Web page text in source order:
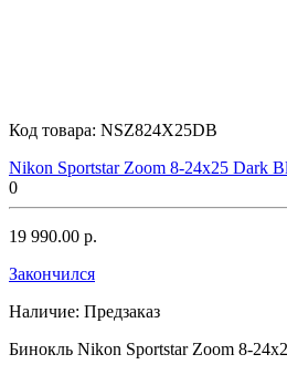
Код товара: NSZ824X25DB
Nikon Sportstar Zoom 8-24x25 Dark
0
19 990.00 р.
Закончился
Наличие: Предзаказ
Бинокль Nikon Sportstar Zoom 8-